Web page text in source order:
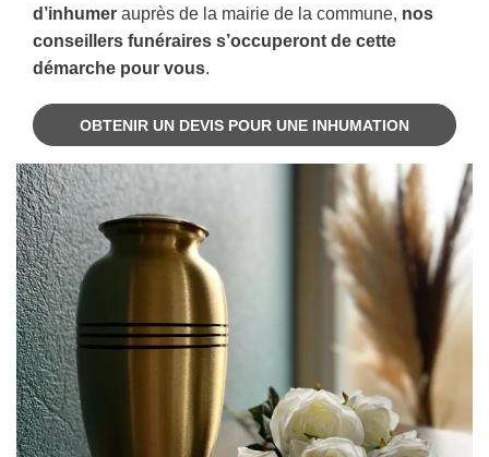
d’inhumer auprès de la mairie de la commune, nos
conseillers funéraires s’occuperont de cette
démarche pour vous.
OBTENIR UN DEVIS POUR UNE INHUMATION